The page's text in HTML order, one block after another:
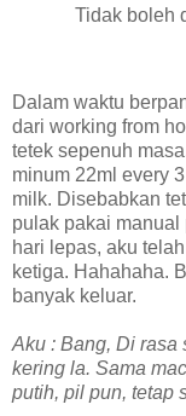
Tidak boleh
Dalam waktu
dari working from
tetek sepenuh
minum 22ml every
milk. Disebabkan
pulak pakai manual
hari lepas, aku
ketiga. Hahahaha.
banyak keluar.
Aku : Bang, Di rasa
kering la. Sama
putih, pil pun, tetap